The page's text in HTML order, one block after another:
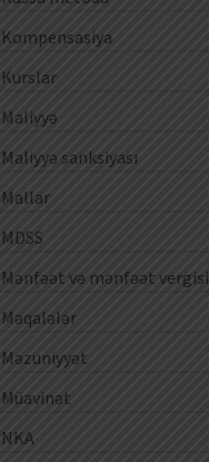
Kompensasiya
Kurslar
Maliyyə
Maliyyə sanksiyası
Mallar
MDSS
Mənfəət və mənfəət vergisi
Məqalələr
Məzuniyyət
Müavinət
NKA